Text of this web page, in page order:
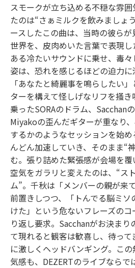
スモークが立ち込める不穏な雰
たのは“さぁミルクを飲みましょ
ースしたこの曲は、当時の彼ら
世界を、皮肉めいた言葉で表現
ある冷たいサウンドに乗せ、毒
姿は、恐れを感じるほどの迫力
「あなたと綺麗事を鳴らしたい
ターを構えて怪しげなリフを掻
乗ったSORAのドラム、Sacchan
Miyakoの歪んだギターが重なり
するかのようなセッションを始
んどん加速していき、そのまま“
む。張り詰めた緊張感が会場を
空気をガラリと変えたのは、“ス
ム”。千秋は「メンバーの親が来
前置きしつつ、「トんでる脳ミ
けた」という危ないフレーズの
り返し要求。Sacchanがお決ま
て現れると観客は歓喜し、待っ
に激しくヘッドバンギング。こ
気感も、DEZERTのライブならで